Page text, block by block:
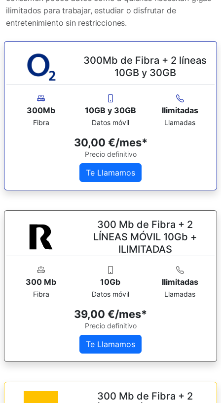
ilimitados para trabajar, estudiar o disfrutar de
entretenimiento sin restricciones.
300Mb de Fibra + 2 líneas
10GB y 30GB
300Mb
Fibra
10GB y 30GB
Datos móvil
Ilimitadas
Llamadas
30,00 €/mes*
Precio definitivo
Te Llamamos
300 Mb de Fibra + 2
LÍNEAS MÓVIL 10Gb +
ILIMITADAS
300 Mb
Fibra
10Gb
Datos móvil
Ilimitadas
Llamadas
39,00 €/mes*
Precio definitivo
Te Llamamos
300 Mb de Fibra + 2